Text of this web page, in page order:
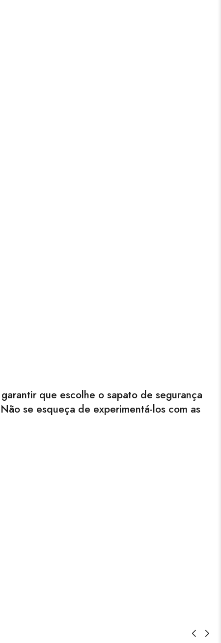
que escolhe o sapato de segurança
se esqueça de experimentá-los com as